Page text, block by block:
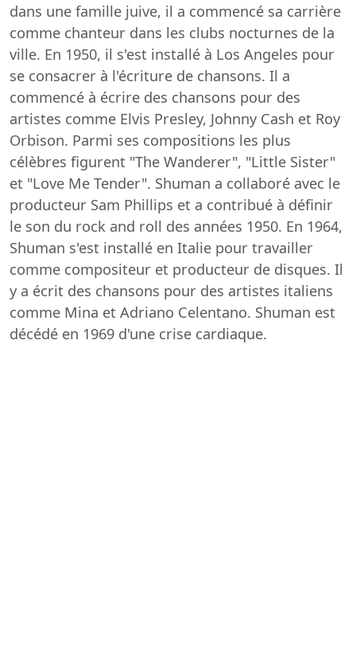
dans une famille juive, il a commencé sa carrière
comme chanteur dans les clubs nocturnes de la
ville. En 1950, il s'est installé à Los Angeles pour
se consacrer à l'écriture de chansons. Il a
commencé à écrire des chansons pour des
artistes comme Elvis Presley, Johnny Cash et Roy
Orbison. Parmi ses compositions les plus
célèbres figurent "The Wanderer", "Little Sister"
et "Love Me Tender". Shuman a collaboré avec le
producteur Sam Phillips et a contribué à définir
le son du rock and roll des années 1950. En 1964,
Shuman s'est installé en Italie pour travailler
comme compositeur et producteur de disques. Il
y a écrit des chansons pour des artistes italiens
comme Mina et Adriano Celentano. Shuman est
décédé en 1969 d'une crise cardiaque.